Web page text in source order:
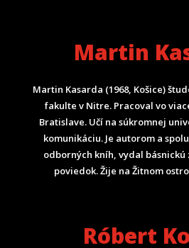
Martin
Martin Kasarda (1968, Košice)
fakulte v Nitre. Pracoval vo
Bratislave. Učí na súkromnej
komunikáciu. Je autorom a
odborných kníh, vydal
poviedok. Žije na Žitnom
Róbert